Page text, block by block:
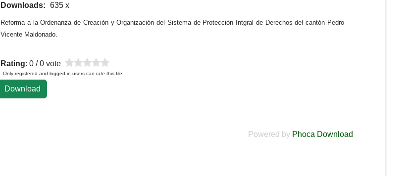
Downloads: 635 x
Reforma a la Ordenanza de Creación y Organización del Sistema de Protección Intgral de Derechos del cantón Pedro
Vicente Maldonado.
Rating: 0 / 0 vote
Only registered and logged in users can rate this file
Powered by Phoca Download